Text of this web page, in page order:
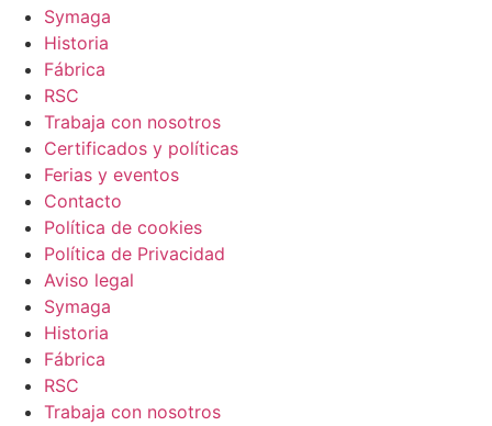
Symaga
Historia
Fábrica
RSC
Trabaja con nosotros
Certificados y políticas
Ferias y eventos
Contacto
Política de cookies
Política de Privacidad
Aviso legal
Symaga
Historia
Fábrica
RSC
Trabaja con nosotros